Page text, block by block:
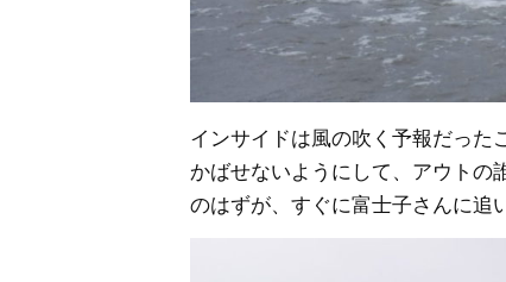
インサイドは風の吹く予報だっ
かばせないようにして、アウトの
のはずが、すぐに富士子さんに追